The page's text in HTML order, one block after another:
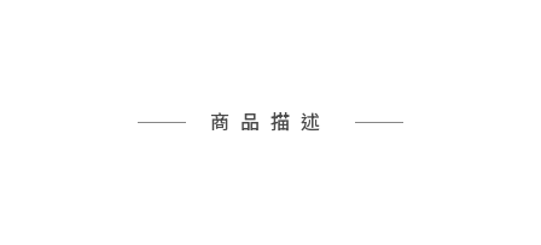
商品描述